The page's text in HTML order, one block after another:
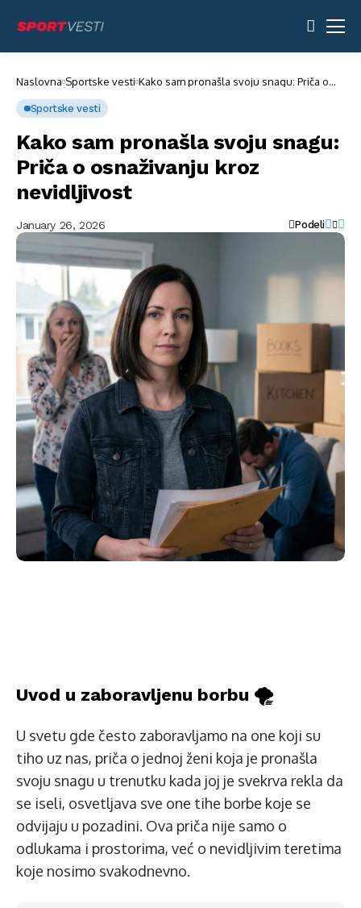
Naslovna Sportske vesti Kako sam pronašla svoju snagu: Priča o
Sportske vesti
Kako sam pronašla svoju snagu:
Priča o osnaživanju kroz
nevidljivost
January 26, 2026 Podeli
Uvod u zaboravljenu borbu 🌪️
U svetu gde često zaboravljamo na one koji su
tiho uz nas, priča o jednoj ženi koja je pronašla
svoju snagu u trenutku kada joj je svekrva rekla da
se iseli, osvetljava sve one tihe borbe koje se
odvijaju u pozadini. Ova priča nije samo o
odlukama i prostorima, već o nevidljivim teretima
koje nosimo svakodnevno.